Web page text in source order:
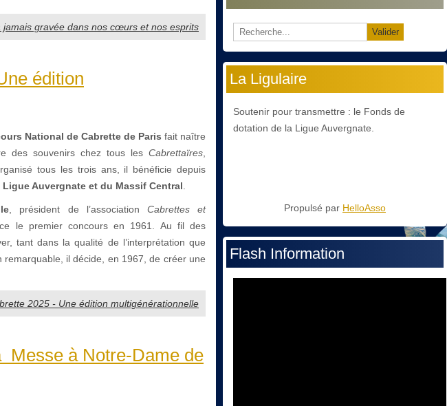
gravée dans nos cœurs et nos esprits
édition
National de Cabrette de Paris fait naître
des souvenirs chez tous les Cabrettaïres
tous les trois ans, il bénéficie depuis
Ligue Auvergnate et du Massif Central
, président de l’association Cabrettes et
le premier concours en 1961. Au fil des
tant dans la qualité de l’interprétation que
il décide, en 1967, de créer une
2025 - Une édition multigénérationnelle
Messe à Notre-Dame de
Valider
La Ligulaire
Soutenir pour transmettre : le Fonds de
dotation de la Ligue Auvergnate.
Propulsé par HelloAsso
Flash Information